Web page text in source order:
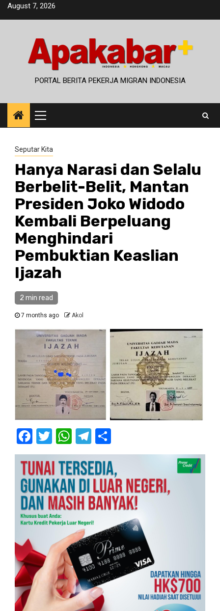
SkipAugust 7, 2026
PORTAL BERITA PEKERJA MIGRAN INDONESIA
Primary
Menu
Seputar Kita
Hanya Narasi dan Selalu
Berbelit-Belit, Mantan
Presiden Joko Widodo
Kembali Berpeluang
Menghindari
Pembuktian Keaslian
Ijazah
2 min read
7 months ago Akol
Facebook
TwitterWhatsApp
Telegram